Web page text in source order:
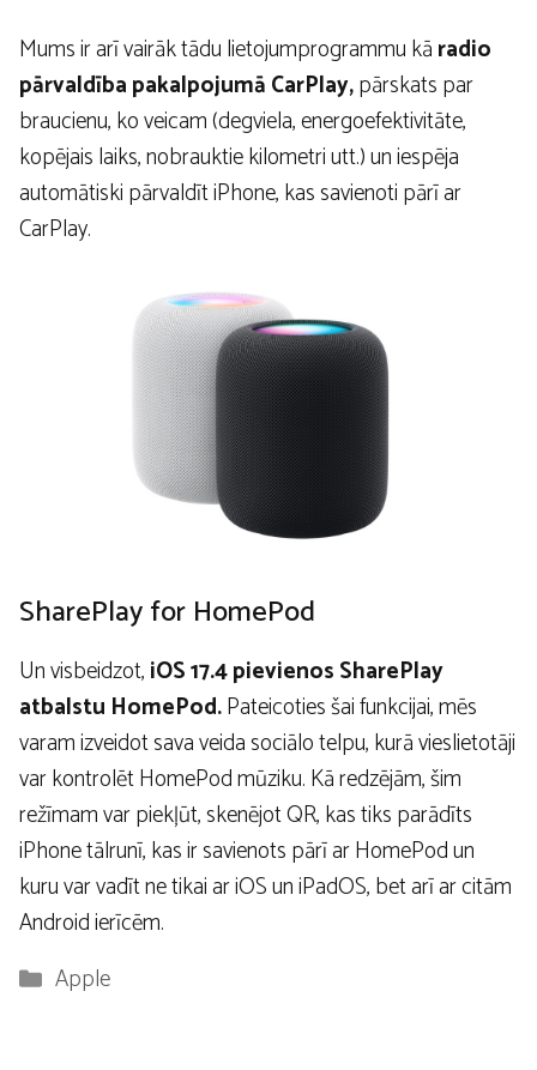
Mums ir arī vairāk tādu lietojumprogrammu kāradio
pārvaldība pakalpojumā CarPlay,pārskats par
braucienu, ko veicam (degviela, energoefektivitāte,
kopējais laiks, nobrauktie kilometri utt.) un iespēja
automātiski pārvaldīt iPhone, kas savienoti pārī ar
CarPlay.
SharePlay for HomePod
Un visbeidzot,iOS 17.4 pievienos SharePlay
atbalstu HomePod.Pateicoties šai funkcijai, mēs
varam izveidot sava veida sociālo telpu, kurā vieslietotāji
var kontrolēt HomePod mūziku. Kā redzējām, šim
režīmam var piekļūt, skenējot QR, kas tiks parādīts
iPhone tālrunī, kas ir savienots pārī ar HomePod un
kuru var vadīt ne tikai ar iOS un iPadOS, bet arī ar citām
Android ierīcēm.
Kategorijas
Apple